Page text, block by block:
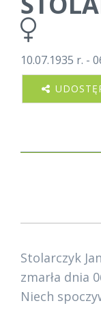
10.07.1935 r. -
Stolarczyk
zmarła dnia
Niech